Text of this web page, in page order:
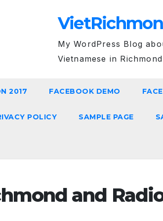
My WordPress Blog
Vietnamese in Richmond
2017 FACEBOOK DEMO
POLICY SAMPLE PAGE
and